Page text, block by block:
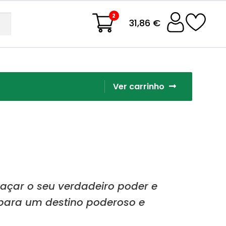
2
31,86 €
Ver carrinho
o seu verdadeiro poder e
um destino poderoso e